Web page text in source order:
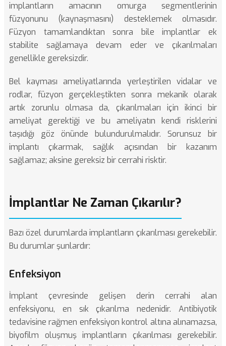
implantların amacının omurga segmentlerinin
füzyonunu (kaynaşmasını) desteklemek olmasıdır.
Füzyon tamamlandıktan sonra bile implantlar ek
stabilite sağlamaya devam eder ve çıkarılmaları
genellikle gereksizdir.
Bel kayması ameliyatlarında yerleştirilen vidalar ve
rodlar, füzyon gerçekleştikten sonra mekanik olarak
artık zorunlu olmasa da, çıkarılmaları için ikinci bir
ameliyat gerektiği ve bu ameliyatın kendi risklerini
taşıdığı göz önünde bulundurulmalıdır. Sorunsuz bir
implantı çıkarmak, sağlık açısından bir kazanım
sağlamaz; aksine gereksiz bir cerrahi risktir.
İmplantlar Ne Zaman Çıkarılır?
Bazı özel durumlarda implantların çıkarılması gerekebilir.
Bu durumlar şunlardır:
Enfeksiyon
İmplant çevresinde gelişen derin cerrahi alan
enfeksiyonu, en sık çıkarılma nedenidir. Antibiyotik
tedavisine rağmen enfeksiyon kontrol altına alınamazsa,
biyofilm oluşmuş implantların çıkarılması gerekebilir.